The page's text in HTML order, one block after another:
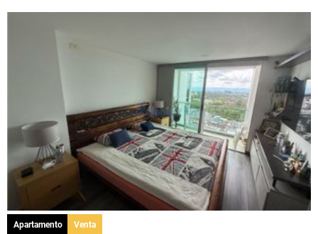
Apartamento Venta